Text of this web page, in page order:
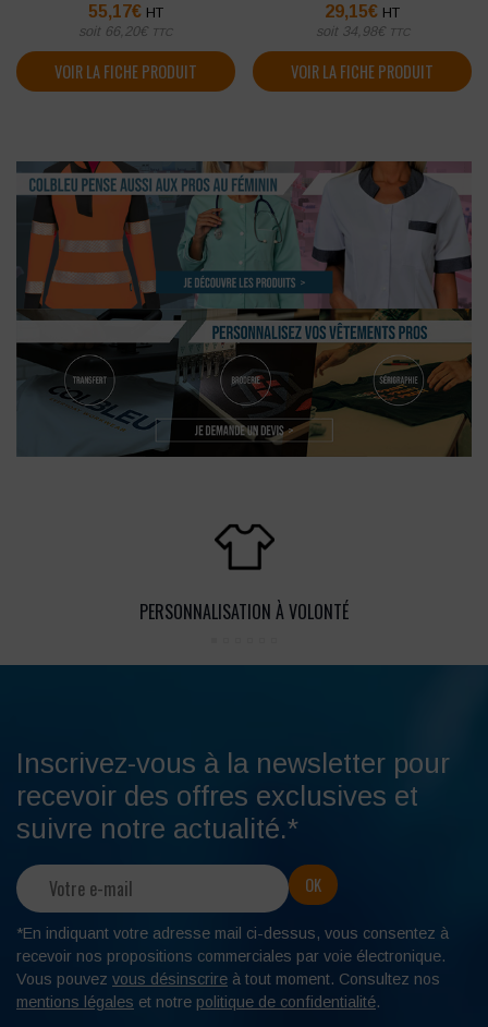
55,17€ HT
soit 66,20€ TTC
VOIR LA FICHE PRODUIT
29,15€ HT
soit 34,98€ TTC
VOIR LA FICHE PRODUIT
PERSONNALISATION À VOLONTÉ
Inscrivez-vous à la newsletter pour
recevoir des offres exclusives et
suivre notre actualité.*
*En indiquant votre adresse mail ci-dessus, vous consentez à
recevoir nos propositions commerciales par voie électronique.
Vous pouvez vous désinscrire à tout moment. Consultez nos
mentions légales et notre politique de confidentialité.